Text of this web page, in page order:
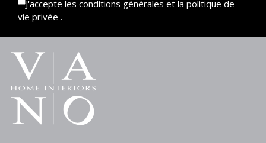
J'accepte les conditions générales et la politique de
vie privée .